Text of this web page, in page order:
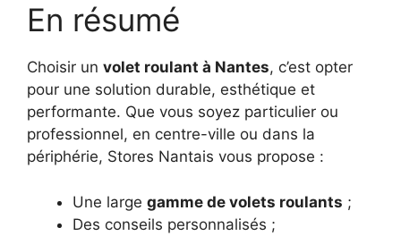
En résumé
Choisir un volet roulant à Nantes, c’est opter
pour une solution durable, esthétique et
performante. Que vous soyez particulier ou
professionnel, en centre-ville ou dans la
périphérie, Stores Nantais vous propose :
Une large gamme de volets roulants ;
Des conseils personnalisés ;